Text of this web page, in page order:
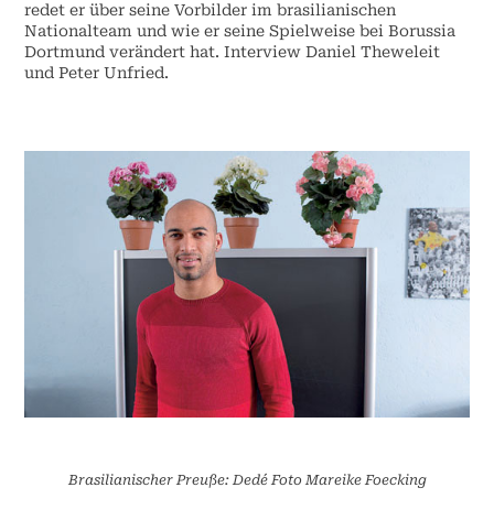
redet er über seine Vorbilder im brasilianischen
Nationalteam und wie er seine Spielweise bei Borussia
Dortmund verändert hat. Interview Daniel Theweleit
und Peter Unfried.
Brasilianischer Preuße: Dedé Foto Mareike Foecking